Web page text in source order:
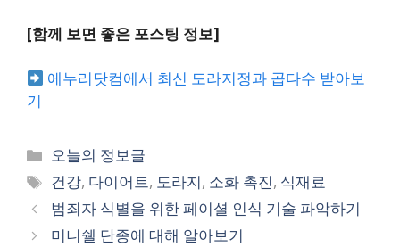
[함께 보면 좋은 포스팅 정보]
에누리닷컴에서 최신 도라지정과 곱다수 받아보
기
카
테
리
오늘의 정보글
태
그
건강, 다이어트, 도라지, 소화 촉진, 식재료
범죄자 식별을 위한 페이셜 인식 기술 파악하기
미니쉘 단종에 대해 알아보기